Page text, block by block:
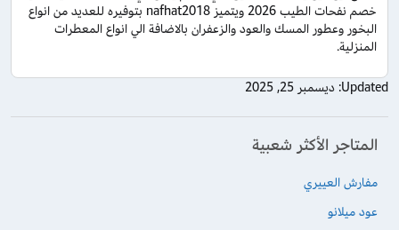
خصم نفحات الطيب 2026 ويتميز nafhat2018 بتوفيره للعديد من انواع
البخور وعطور المسك والعود والزعفران بالاضافة الي انواع المعطرات
المنزلية.
Updated: ديسمبر 25, 2025
المتاجر الأكثر شعبية
مفارش العييري
عود ميلانو